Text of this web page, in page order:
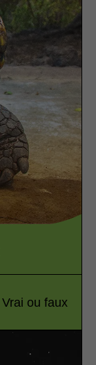
Vrai ou faux